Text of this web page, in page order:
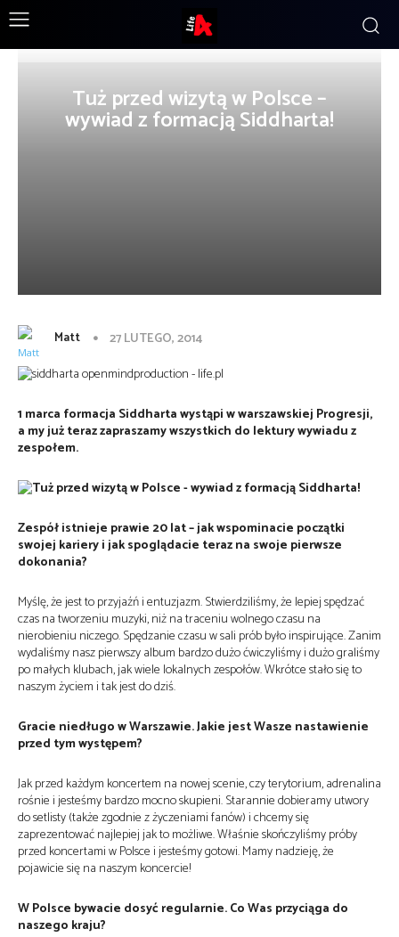
Tuż przed wizytą w Polsce –
wywiad z formacją Siddharta!
Matt 27 LUTEGO, 2014
1 marca formacja Siddharta wystąpi w warszawskiej Progresji,
a my już teraz zapraszamy wszystkich do lektury wywiadu z
zespołem.
Zespół istnieje prawie 20 lat – jak wspominacie początki
swojej kariery i jak spoglądacie teraz na swoje pierwsze
dokonania?
Myślę, że jest to przyjaźń i entuzjazm. Stwierdziliśmy, że lepiej spędzać
czas na tworzeniu muzyki, niż na traceniu wolnego czasu na
nierobieniu niczego. Spędzanie czasu w sali prób było inspirujące. Zanim
wydaliśmy nasz pierwszy album bardzo dużo ćwiczyliśmy i dużo graliśmy
po małych klubach, jak wiele lokalnych zespołów. Wkrótce stało się to
naszym życiem i tak jest do dziś.
Gracie niedługo w Warszawie. Jakie jest Wasze nastawienie
przed tym występem?
Jak przed każdym koncertem na nowej scenie, czy terytorium, adrenalina
rośnie i jesteśmy bardzo mocno skupieni. Starannie dobieramy utwory
do setlisty (także zgodnie z życzeniami fanów) i chcemy się
zaprezentować najlepiej jak to możliwe. Właśnie skończyliśmy próby
przed koncertami w Polsce i jesteśmy gotowi. Mamy nadzieję, że
pojawicie się na naszym koncercie!
W Polsce bywacie dosyć regularnie. Co Was przyciąga do
naszego kraju?